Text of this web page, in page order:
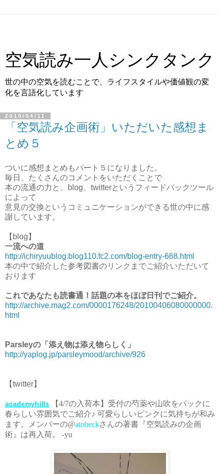
空気読み一人シンクタンク
世の中の空気を読むことで、ライフスタイルや価値観の変
化を言語化しています
2010/04/11
「空気読み企画術」いただいた感想ま
とめ５
ついに感想まとめもパート５になりました。
毎日、たくさんのコメントをいただくことで
本の流通の力と、blog、twitterというフィードバックツール
によって
意見の交換というコミュニケーションができる世の中に感
謝しています。
【blog】
一流への道
http://ichiryuublog.blog110.fc2.com/blog-entry-668.html
本の中で紹介した参考図書のリンクまでご紹介いただいて
おります
これであなたも読書通！話題の本をほぼ日刊でご紹介。
http://archive.mag2.com/0000176248/20100406080000000.
html
Parsleyの「添え物は添え物らしく」
http://yaplog.jp/parsleymood/archive/926
【twitter】
academyhills
【4/7の入荷本】受付の芍薬や山吹をバックに
春らしい雰囲気でご紹介♪ 可愛らしいピンクに気持ちが和み
ます。メンバーの@atobeckさんの著書『空気読みの企画
術』は再入荷。 -yu